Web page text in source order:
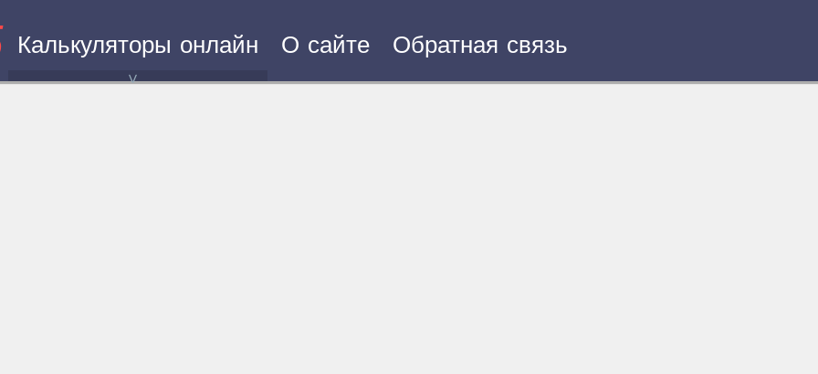
Калькуляторы онлайн О сайте Обратная связь